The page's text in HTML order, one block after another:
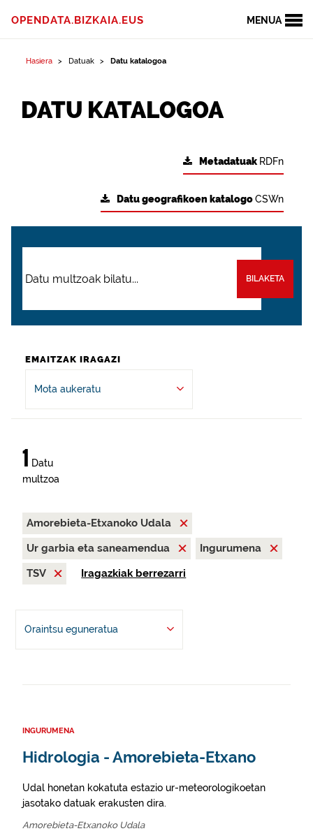
MENUA
OPENDATA.BIZKAIA.EUS
Hasiera Datuak Datu katalogoa
DATU KATALOGOA
Metadatuak RDFn
Datu geografikoen katalogoCSWn
BILAKETA
EMAITZAK IRAGAZI
Mota aukeratu
1 Datu
multzoa
Amorebieta-Etxanoko Udala
Ur garbia eta saneamendua
Ingurumena
TSV
Iragazkiak berrezarri
Oraintsu eguneratua
INGURUMENA
Hidrologia - Amorebieta-Etxano
Udal honetan kokatuta estazio ur-meteorologikoetan
jasotako datuak erakusten dira.
Amorebieta-Etxanoko Udala